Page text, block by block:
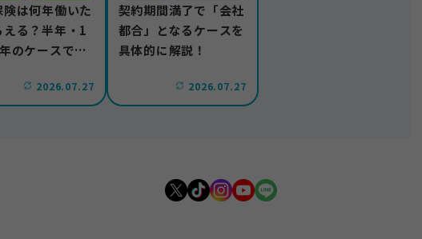
険は何年働いた
える？半年・1
のケースで解
2026.07.27
契約期間満了で「会社
都合」となるケースを
具体的に解説！
2026.07.27